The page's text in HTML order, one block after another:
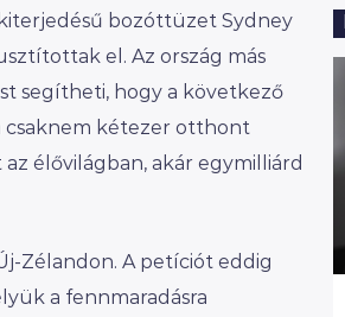
bozóttüzet Sydney
el. Az ország más
segítheti, hogy a következő
csaknem kétezer otthont
élővilágban, akár egymilliárd
Zélandon. A petíciót eddig
a fennmaradásra